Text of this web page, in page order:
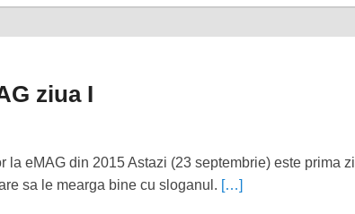
ziua I
eMAG din 2015 Astazi (23 septembrie) este prima zi
sa le mearga bine cu sloganul. […]